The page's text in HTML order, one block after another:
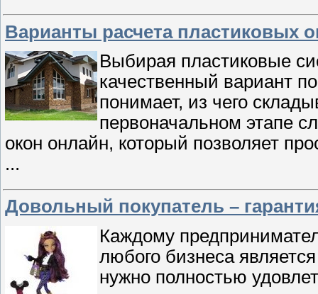
Варианты расчета пластиковых
Выбирая пластиковые
качественный вариант
понимает, из чего
первоначальном этапе
окон онлайн, который позволяет
...
Довольный покупатель –
Каждому
любого бизнеса
нужно полностью